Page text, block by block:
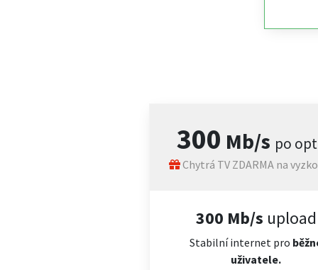
300 Mb/s po
Chytrá TV ZDARMA na
300 Mb/s upload
Stabilní internet pro
uživatele.